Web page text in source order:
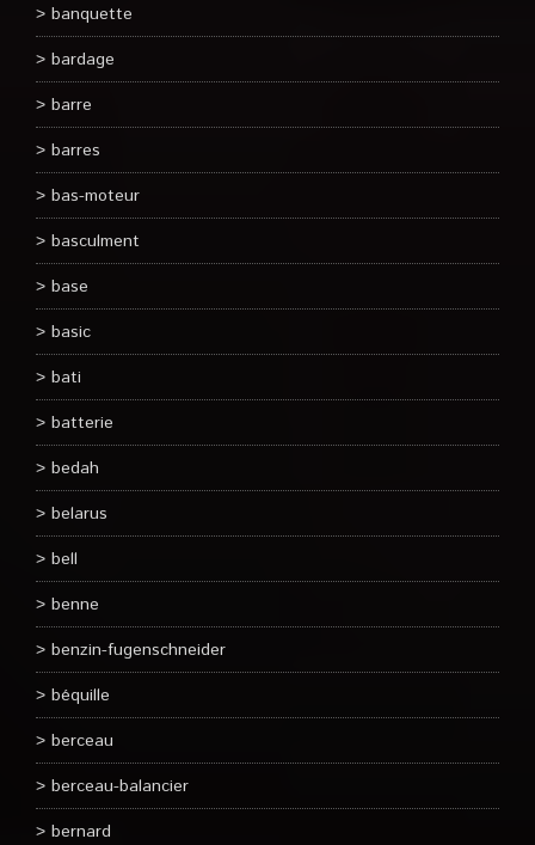
banquette
bardage
barre
barres
bas-moteur
basculment
base
basic
bati
batterie
bedah
belarus
bell
benne
benzin-fugenschneider
béquille
berceau
berceau-balancier
bernard